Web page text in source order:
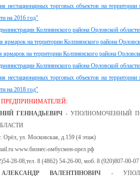
нестационарных торговых объектов на
на 2016 год"
Колпнянского района Орловской
ярмарок на территории Колпнянского района
на территории Колпнянского района
Колпнянского района Орловской
нестационарных торговых объектов на
на 2018 год"
ГЕННАДЬЕВИЧ - УПОЛНОМОЧЕННЫЙ
Орёл, ул. Московская, д.159 (4 этаж)
www.бизнес-омбусмен-орел.рф
28-08,тел. 8 (4862) 54-26-00, моб. 8 (920)807-00-07
ВАЛЕНТИНОВИЧ-